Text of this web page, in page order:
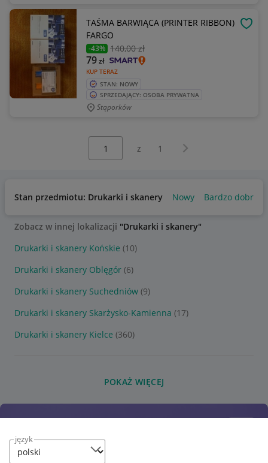
język
TAŚMA BARWIĄCA (PRINTER RIBBON)
FARGO
-43% 140,00 zł
KUP TERAZ
79zł
STAN: NOWY
SPRZEDAJĄCY: OSOBA PRYWATNA
Stąporków
z 1 Następna strona
Stan przedmiotu: Drukarki i skanery Nowy Bardzo dobry
Zobacz w innej lokalizacji "Drukarki i skanery"
Drukarki i skanery Końskie (10)
Drukarki i skanery Oblęgór (6)
Drukarki i skanery Suchedniów (9)
Drukarki i skanery Skarżysko-Kamienna (17)
Drukarki i skanery Kielce (360)
POKAŻ WIĘCEJ